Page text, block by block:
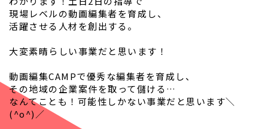
現場レベルの動画編集者を育成し、
活躍させる人材を創出する。
大変素晴らしい事業だと思います！
動画編集CAMPで優秀な編集者を育成し、
その地域の企業案件を取って儲ける…
なんてことも！可能性しかない事業だと思います＼
(^o^)／